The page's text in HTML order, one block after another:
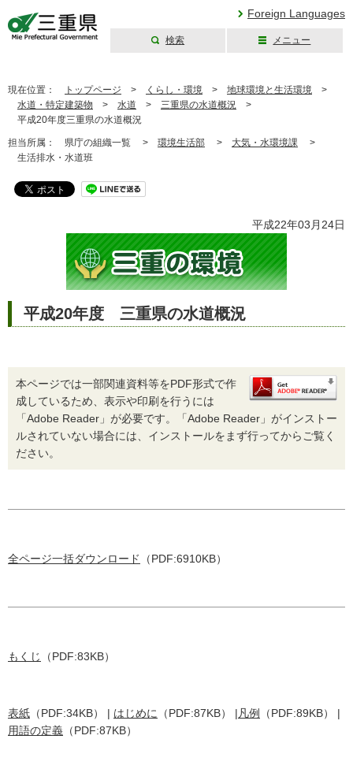
Foreign Languages
検索 メニュー
現在位置： トップページ > くらし・環境 > 地球環境と生活環境 >
水道・特定建築物 > 水道 > 三重県の水道概況 >
平成20年度三重県の水道概況
担当所属： 県庁の組織一覧 > 環境生活部 > 大気・水環境課 >
生活排水・水道班
平成22年03月24日
平成20年度 三重県の水道概況
本ページでは一部関連資料等をPDF形式で作
成しているため、表示や印刷を行うには
「Adobe Reader」が必要です。「Adobe Reader」がインストー
ルされていない場合には、インストールをまず行ってからご覧く
ださい。
全ページ一括ダウンロード （PDF:6910KB）
もくじ （PDF:83KB）
表紙 （PDF:34KB） | はじめに （PDF:87KB） | 凡例
（PDF:89KB） |
用語の定義 （PDF:87KB）